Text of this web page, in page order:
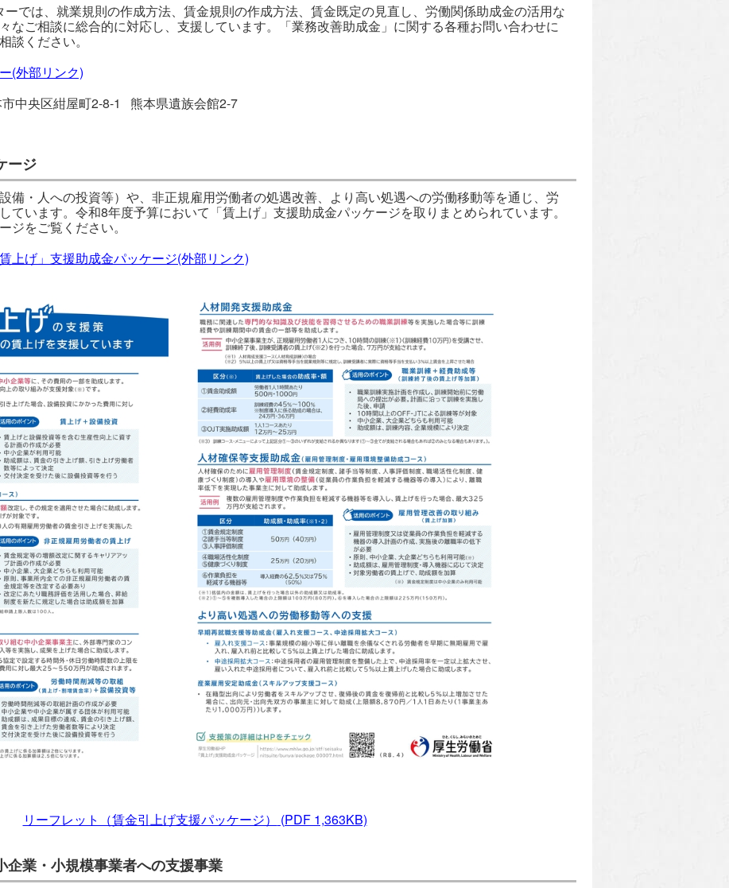
では、就業規則の作成方法、賃金規則の作成方法、賃金既定の見直し、労働関係助成金の活用な
なご相談に総合的に対応し、支援しています。「業務改善助成金」に関する各種お問い合わせに
談ください。
(外部リンク)
中央区紺屋町2-8-1 熊本県遺族会館2-7
ージ
備・人への投資等）や、非正規雇用労働者の処遇改善、より高い処遇への労働移動等を通じ、労
ています。令和8年度予算において「賃上げ」支援助成金パッケージを取りまとめられています。
ジをご覧ください。
上げ」支援助成金パッケージ(外部リンク)
リーフレット（賃金引上げ支援パッケージ） (PDF 1,363KB)
業・小規模事業者への支援事業